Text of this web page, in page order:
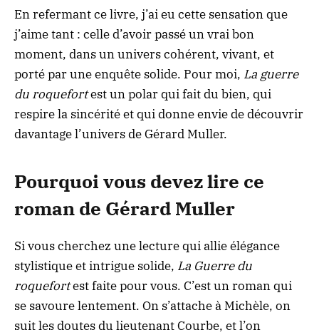
En refermant ce livre, j’ai eu cette sensation que
j’aime tant : celle d’avoir passé un vrai bon
moment, dans un univers cohérent, vivant, et
porté par une enquête solide. Pour moi, La guerre
du roquefortest un polar qui fait du bien, qui
respire la sincérité et qui donne envie de découvrir
davantage l’univers de Gérard Muller.
Pourquoi vous devez lire ce
roman de Gérard Muller
Si vous cherchez une lecture qui allie élégance
stylistique et intrigue solide, La Guerre du
roquefortest faite pour vous. C’est un roman qui
se savoure lentement. On s’attache à Michèle, on
suit les doutes du lieutenant Courbe, et l’on